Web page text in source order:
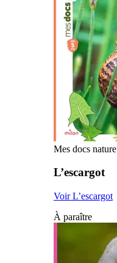
Mes docs nature
L’escargot
Voir L’escargot
À paraître